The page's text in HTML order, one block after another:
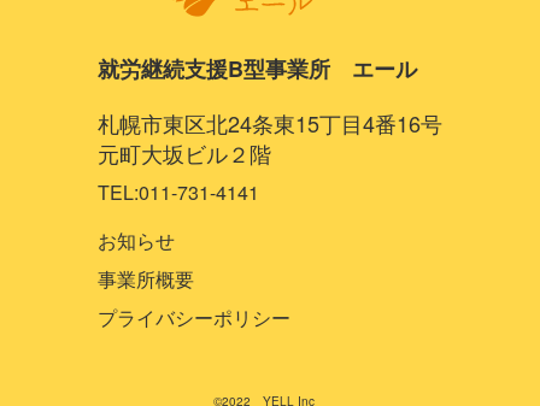
就労継続支援B型事業所 エール
札幌市東区北24条東15丁目4番16号
元町大坂ビル２階
TEL:011-731-4141
お知らせ
事業所概要
プライバシーポリシー
©2022 YELL Inc